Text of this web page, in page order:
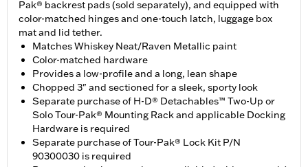
Pak® backrest pads (sold separately), and equipped with
color-matched hinges and one-touch latch, luggage box
mat and lid tether.
Matches Whiskey Neat/Raven Metallic paint
Color-matched hardware
Provides a low-profile and a long, lean shape
Chopped 3" and sectioned for a sleek, sporty look
Separate purchase of H-D® Detachables™ Two-Up or
Solo Tour-Pak® Mounting Rack and applicable Docking
Hardware is required
Separate purchase of Tour-Pak® Lock Kit P/N
90300030 is required